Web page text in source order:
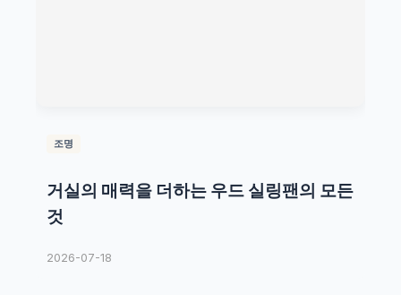
조명
거실의 매력을 더하는 우드 실링팬의 모든
것
2026-07-18